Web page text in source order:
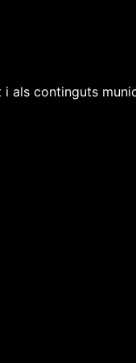
als continguts